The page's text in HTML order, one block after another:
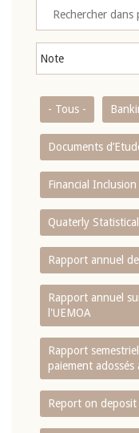
- Tous -
Documents
Financial
Quaterly
Rapport annuel
Rapport annuel
l'UEMOA
Rapport
paiement
Report on